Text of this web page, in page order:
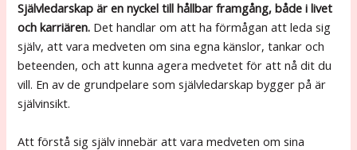
Självledarskap är en nyckel till hållbar framgång, både i livet
och karriären. Det handlar om att ha förmågan att leda sig
själv, att vara medveten om sina egna känslor, tankar och
beteenden, och att kunna agera medvetet för att nå dit du
vill. En av de grundpelare som självledarskap bygger på är
självinsikt.
Att förstå sig själv innebär att vara medveten om sina